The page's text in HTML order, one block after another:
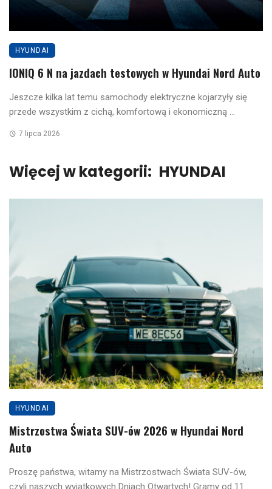
HYUNDAI
IONIQ 6 N na jazdach testowych w Hyundai Nord Auto
Jeszcze kilka lat temu samochody elektryczne kojarzyły się
przede wszystkim z cichą, komfortową i ekonomiczną ...
7 lipca 2026
Więcej w kategorii: HYUNDAI
HYUNDAI
Mistrzostwa Świata SUV-ów 2026 w Hyundai Nord
Auto
Proszę państwa, witamy na Mistrzostwach Świata SUV-ów,